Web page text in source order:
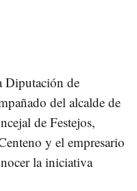
Diputación de
del alcalde de
de Festejos,
y el empresario
la iniciativa